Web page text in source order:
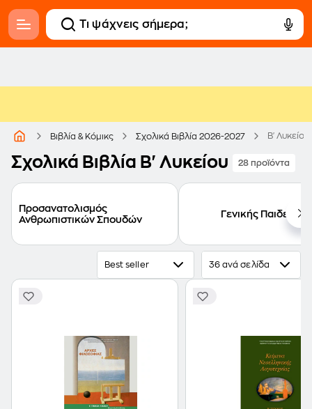
Βιβλία & Κόμικς Σχολικά Βιβλία 2026-2027 Β' Λυκείου
Σχολικά Βιβλία Β' Λυκείου 28 προϊόντα
Προσανατολισμός
Ανθρωπιστικών Σπουδών
Γενικής Παιδείας
Best seller 36 ανά σελίδα